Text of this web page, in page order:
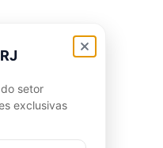
setor
exclusivas